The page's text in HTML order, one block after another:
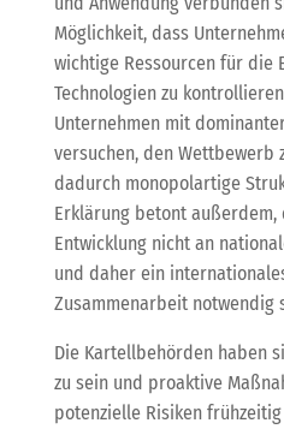
Möglichkeit, dass
wichtige Ressourcen für die
Technologien zu
Unternehmen mit
versuchen, den Wettbewerb
dadurch monopolartige
Erklärung betont
Entwicklung nicht an
und daher ein
Zusammenarbeit notwendig
Die Kartellbehörden haben
zu sein und proaktive
potenzielle Risiken